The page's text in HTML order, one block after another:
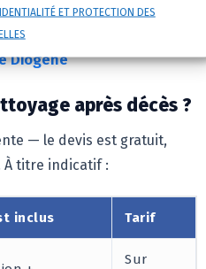
ET PROTECTION DES
Diogène
après décès ?
— le devis est gratuit,
À titre indicatif :
inclus Tarif
Sur